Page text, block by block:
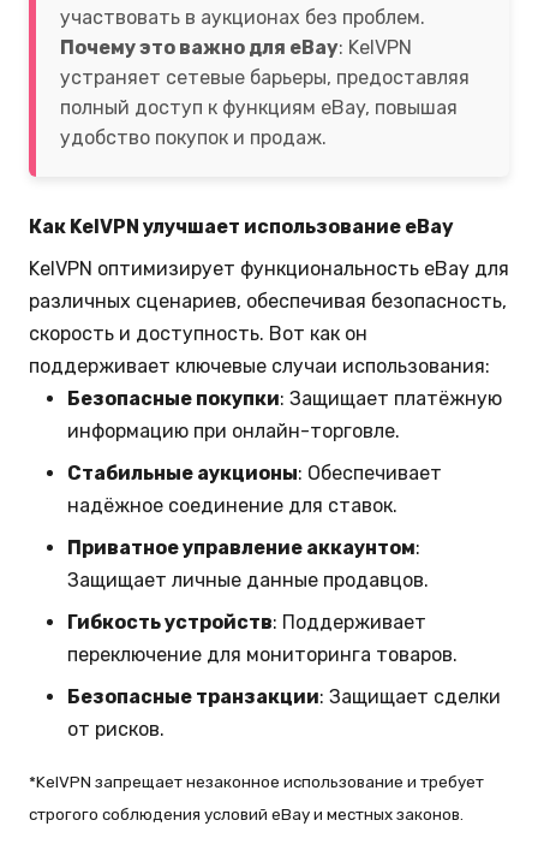
участвовать в аукционах без проблем.
Почему это важно для eBay: KelVPN
устраняет сетевые барьеры, предоставляя
полный доступ к функциям eBay, повышая
удобство покупок и продаж.
Как KelVPN улучшает использование eBay
KelVPN оптимизирует функциональность eBay для
различных сценариев, обеспечивая безопасность,
скорость и доступность. Вот как он
поддерживает ключевые случаи использования:
Безопасные покупки: Защищает платёжную
информацию при онлайн-торговле.
Стабильные аукционы: Обеспечивает
надёжное соединение для ставок.
Приватное управление аккаунтом:
Защищает личные данные продавцов.
Гибкость устройств: Поддерживает
переключение для мониторинга товаров.
Безопасные транзакции: Защищает сделки
от рисков.
*KelVPN запрещает незаконное использование и требует
строгого соблюдения условий eBay и местных законов.